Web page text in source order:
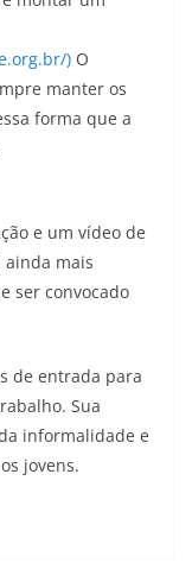
) O
manter os
forma que a
e um vídeo de
mais
ser convocado
de entrada para
Sua
informalidade e
jovens.